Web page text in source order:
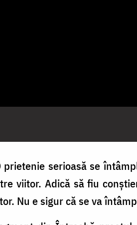
prietenie serioasă se
viitor. Adică să fiu
Nu e sigur că se va